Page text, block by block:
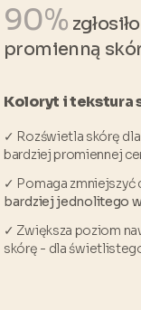
90%
promienną
Koloryt i tekstura
✓ Rozświetla skórę
bardziej promiennej
✓ Pomaga zmniejszyć
bardziej jednolitego
✓ Zwiększa poziom
skórę - dla